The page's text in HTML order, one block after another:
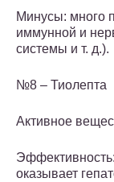
Минусы: много
иммунной и
системы и т. д.).
№8 – Тиолепта
Активное
оказывает